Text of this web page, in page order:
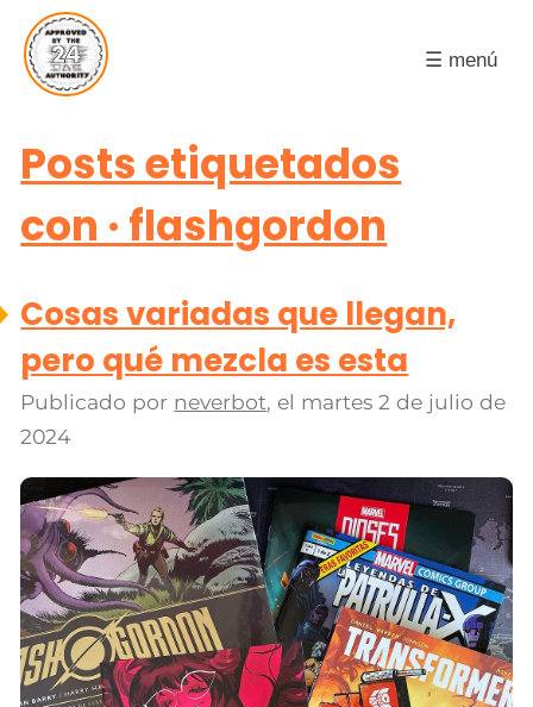
☰ menú
Posts etiquetados
con · flashgordon
Cosas variadas que llegan,
pero qué mezcla es esta
Publicado por neverbot, el martes 2 de julio de
2024